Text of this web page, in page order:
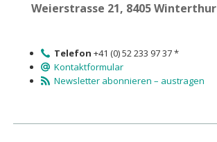
Weierstrasse 21, 8405 Winterthur
Telefon +41 (0) 52 233 97 37 *
Kontaktformular
Newsletter abonnieren – austragen